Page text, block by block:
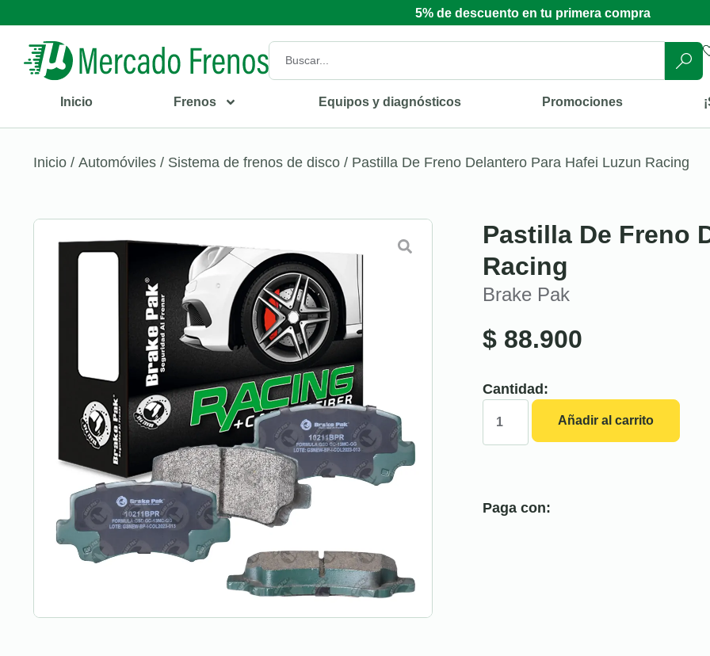
5% de descuento en tu primera compra
Inicio Frenos Equipos y diagnósticos Promociones
Inicio / Automóviles / Sistema de frenos de disco / Pastilla De Freno Delantero Para Hafei Luzun Racing
Pastilla De Freno
Racing
Brake Pak
$ 88.900
Cantidad:
Añadir al carrito
Paga con: